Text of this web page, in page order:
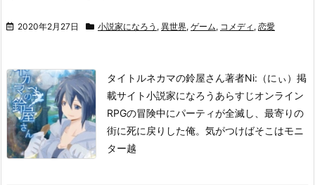
2020年2月27日 小説家になろう , 異世界, ゲーム, コメディ , 恋愛
タイトルネカマの鈴屋さん著者Ni:（にぃ） 掲
載サイト小説家になろう あらすじオンライン
RPGの冒険中にパーティが全滅し、最寄りの
街に死に戻りした俺。 気がつけばそこはモニ
ター越